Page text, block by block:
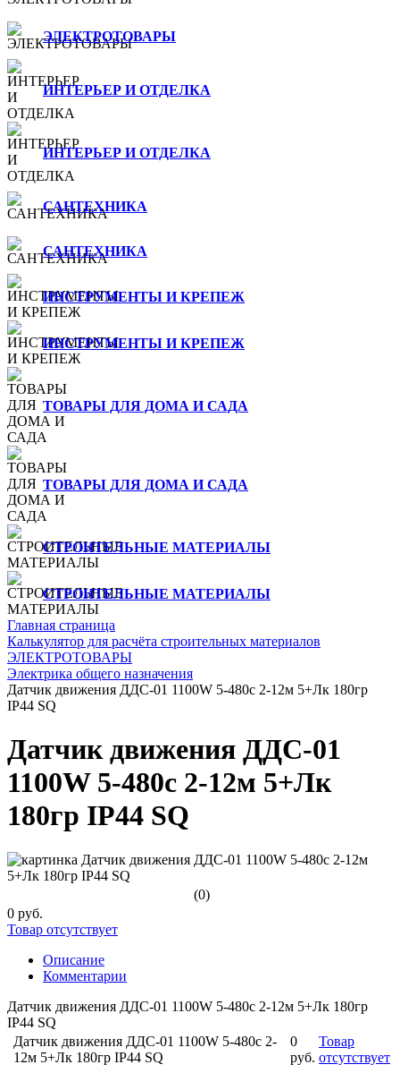
ЭЛЕКТРОТОВАРЫ
ИНТЕРЬЕР И ОТДЕЛКА
ИНТЕРЬЕР И ОТДЕЛКА
САНТЕХНИКА
САНТЕХНИКА
ИНСТРУМЕНТЫ И КРЕПЕЖ
ИНСТРУМЕНТЫ И КРЕПЕЖ
ТОВАРЫ ДЛЯ ДОМА И САДА
ТОВАРЫ ДЛЯ ДОМА И САДА
СТРОИТЕЛЬНЫЕ МАТЕРИАЛЫ
СТРОИТЕЛЬНЫЕ МАТЕРИАЛЫ
Главная страница
Калькулятор для расчёта строительных материалов
ЭЛЕКТРОТОВАРЫ
Электрика общего назначения
Датчик движения ДДС-01 1100W 5-480с 2-12м 5+Лк 180гр
IP44 SQ
Датчик движения ДДС-01
1100W 5-480с 2-12м 5+Лк
180гр IP44 SQ
(0)
0 руб.
Товар отсутствует
Описание
Комментарии
Датчик движения ДДС-01 1100W 5-480с 2-12м 5+Лк 180гр
IP44 SQ
Датчик движения ДДС-01 1100W 5-480с 2-
12м 5+Лк 180гр IP44 SQ
0
руб.
Товар
отсутствует